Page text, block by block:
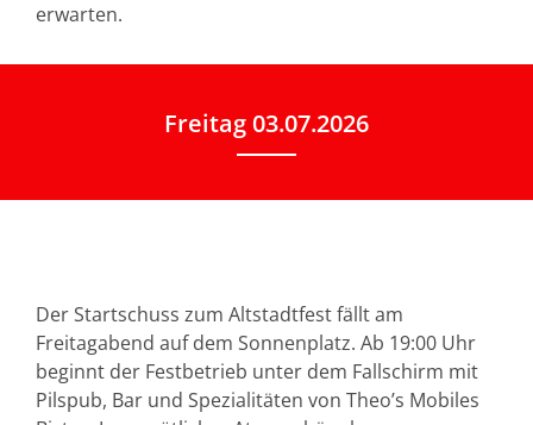
erwarten.
Freitag 03.07.2026
Der Startschuss zum Altstadtfest fällt am
Freitagabend auf dem Sonnenplatz. Ab 19:00 Uhr
beginnt der Festbetrieb unter dem Fallschirm mit
Pilspub, Bar und Spezialitäten von Theo’s Mobiles